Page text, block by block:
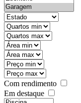
state
mintypo
maxtypo
minarea
maxarea
minprice
maxprice
Com rendimento
Em destaque